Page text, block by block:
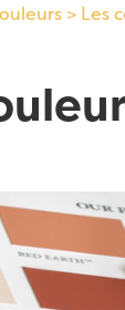
> Les